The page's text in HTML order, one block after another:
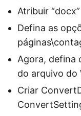
Atribuir
Defina as
Agora, defina
do arquivo do
Criar